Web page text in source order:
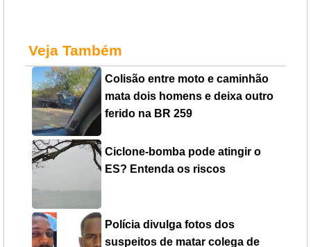
Veja Também
Colisão entre moto e caminhão
mata dois homens e deixa outro
ferido na BR 259
Ciclone-bomba pode atingir o
ES? Entenda os riscos
Polícia divulga fotos dos
suspeitos de matar colega de